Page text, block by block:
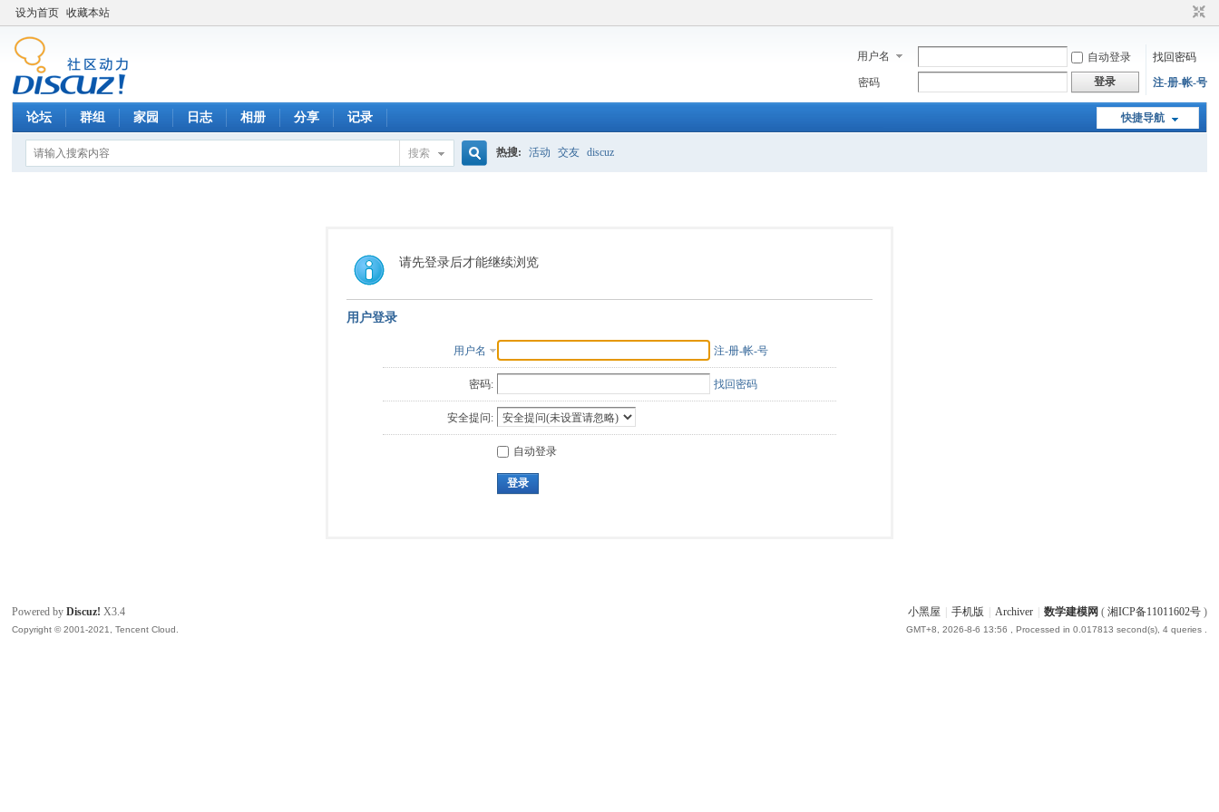
设为首页 收藏本站
用户名 自动登录
找回密码
密码
登录 注-册-帐-号
快捷导航
论坛 群组 家园 日志 相册 分享 记录
搜索
索
热搜: 活动 交友 discuz
请先登录后才能继续浏览
用户登录
用户名 注-册-帐-号
密码: 找回密码
安全提问:
自动登录
登录
小黑屋 手机版 Archiver 数学建模网 ( 湘ICP备11011602号)
GMT+8, 2026-8-6 13:56 , Processed in 0.017813 second(s), 4 queries .
Powered byDiscuz! X3.4
Copyright © 2001-2021, Tencent Cloud.